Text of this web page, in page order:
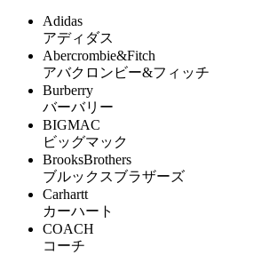
Adidas
アディダス
Abercrombie&Fitch
アバクロンビー&フィッチ
Burberry
バーバリー
BIGMAC
ビッグマック
BrooksBrothers
ブルックスブラザーズ
Carhartt
カーハート
COACH
コーチ